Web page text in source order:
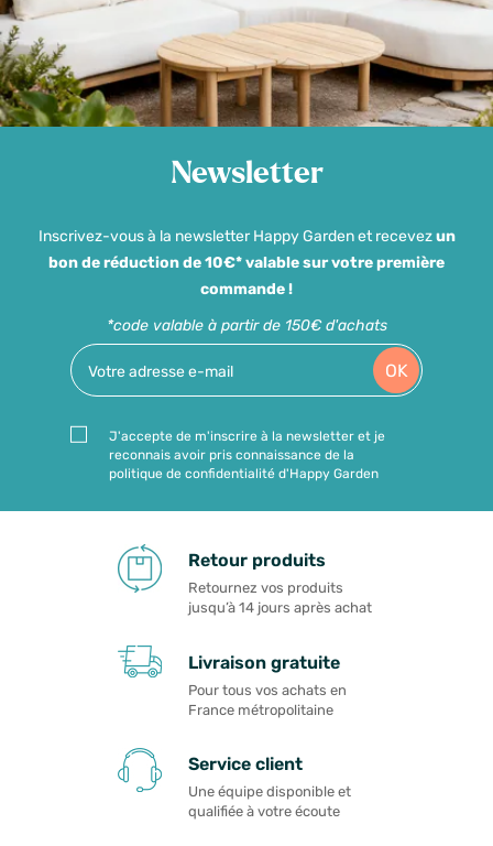
Newsletter
Inscrivez-vous à la newsletter Happy Garden et recevezun
bon de réduction de 10€* valable sur votre première
commande !
*code valable à partir de 150€ d'achats
OK
J'accepte de m'inscrire à la newsletter et je
reconnais avoir pris connaissance de la
politique de confidentialité d'Happy Garden
Retour produits
Retournez vos produits
jusqu’à 14 jours après achat
Livraison gratuite
Pour tous vos achats en
France métropolitaine
Service client
Une équipe disponible et
qualifiée à votre écoute